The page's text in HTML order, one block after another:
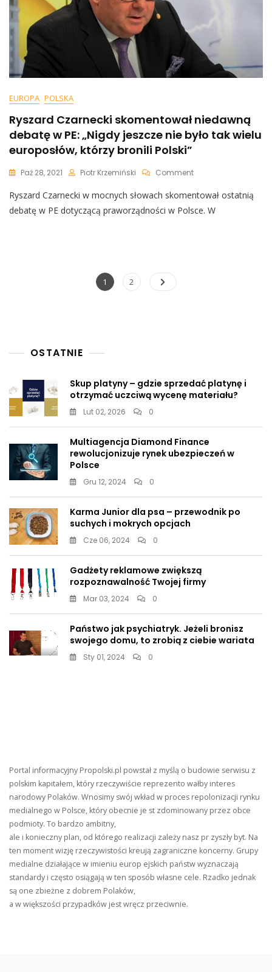
EUROPA POLSKA
Ryszard Czarnecki skomentował niedawną
debatę w PE: „Nigdy jeszcze nie było tak wielu
europosłów, którzy bronili Polski”
Paź 28, 2021 Piotr Krzemiński CommentOn
Czarnecki
Skomentował
Ryszard Czarnecki w mocnych słowach skomentował ostatnią
debatę w PE dotyczącą praworządności w Polsce. W
Nawigacja
Page
1 Page
2
OSTATNIE
Skup platyny – gdzie sprzedać platynę i
otrzymać uczciwą wycenę materiału?
Lut 02, 2026 0
Multiagencja Diamond Finance
rewolucjonizuje rynek ubezpieczeń w
Polsce
Gru 12, 2024 0
Karma Junior dla psa – przewodnik po
suchych i mokrych opcjach
Cze 06, 2024 0
Gadżety reklamowe zwiększą
rozpoznawalność Twojej firmy
Mar 03, 2024 0
Państwo jak psychiatryk. Jeżeli bronisz
swojego domu, to zrobią z ciebie wariata
Sty 01, 2024 0
Portal informacyjny Propolski.pl powstał z myślą o budowie serwisu z
polskim kapitałem, który rzeczywiście reprezento wałby interes
narodowy Polaków. Wnosimy swój wkład w proces repolonizacji rynku
medialnego w Polsce, który obecnie je st zdominowany przez obce
podmioty. To bardzo ambitny,
ale i konieczny plan, od którego realizacji zależy nasz pr zyszły byt. Na
ten moment wizję rzeczywistości kreują zagraniczne koncerny. Grupy
medialne działające w imieniu europ ejskich państw wyznaczają
standardy i często osiągają w ten sposób własne cele. Rzadko jednak
są one zbieżne z dobrem Polaków,
a w większości przypadków jest wręcz przeciwnie.